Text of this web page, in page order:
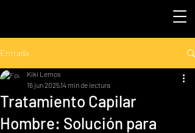
Entrada
Tratamiento Capilar
Hombre: Solución para
Kiki Lemos
16 jun 202514 min de lectura